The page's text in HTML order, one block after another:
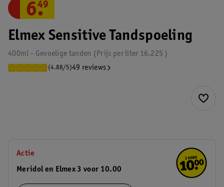
Elmex Sensitive Tandspoeling
400ml - Gevoelige tanden 16.225
Prijs per liter
(4.88/5)49 reviews
6.
49
Actie
Meridol en Elmex 3 voor 10.00